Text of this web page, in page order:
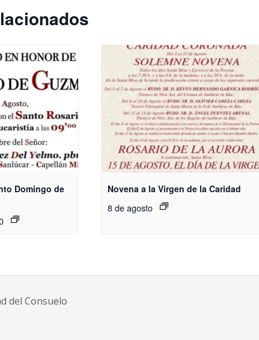
Domingo de
Novena a la Virgen de la Caridad
8 de agosto
del Consuelo